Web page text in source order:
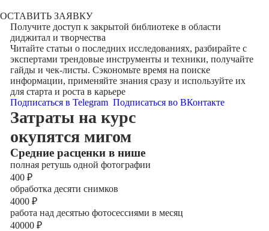
ОСТАВИТЬ ЗАЯВКУ
Получите доступ к закрытой библиотекев области
диджитал и творчества
Читайте статьи о последних исследованиях, разбирайте с
экспертами трендовые инструменты и техники, получайте
гайды и чек-листы. Сэкономьте время на поиске
информации, применяйте знания сразу и используйте их
для старта и роста в карьере
Подписаться в Telegram Подписаться во ВКонтакте
Затраты на курс
окупятся мигом
Cредние расценки в нише
полная ретушь одной фотографии
400 ₽
обработка десяти снимков
4000 ₽
работа над десятью фотосессиями в месяц
40000 ₽